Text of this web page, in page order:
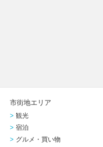
市街地エリア
観光
宿泊
グルメ・買い物